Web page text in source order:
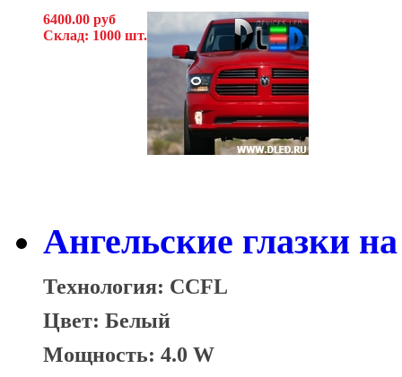
6400.00 руб
Склад: 1000 шт.
Ангельские глазки
Технология: CCFL
Цвет: Белый
Мощность: 4.0 W